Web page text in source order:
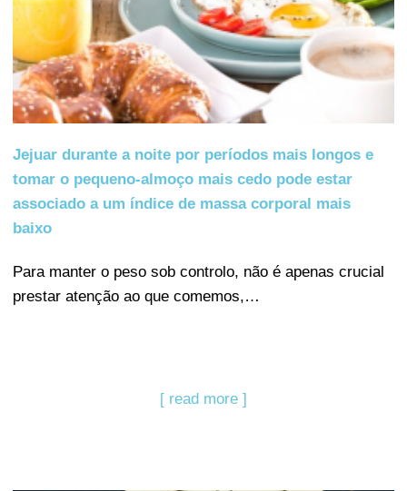
Jejuar durante a noite por períodos mais longos e
tomar o pequeno-almoço mais cedo pode estar
associado a um índice de massa corporal mais
baixo
Para manter o peso sob controlo, não é apenas crucial
prestar atenção ao que comemos,…
[ read more ]